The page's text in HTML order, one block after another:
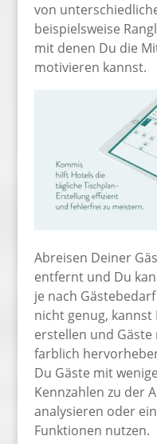
von
beispielsweise
mit denen Du die
motivieren kannst.
Abreisen Deiner
entfernt und Du
je nach
nicht genug,
erstellen und
farblich
Du Gäste mit
Kennzahlen zu der
analysieren oder
Funktionen nutzen.